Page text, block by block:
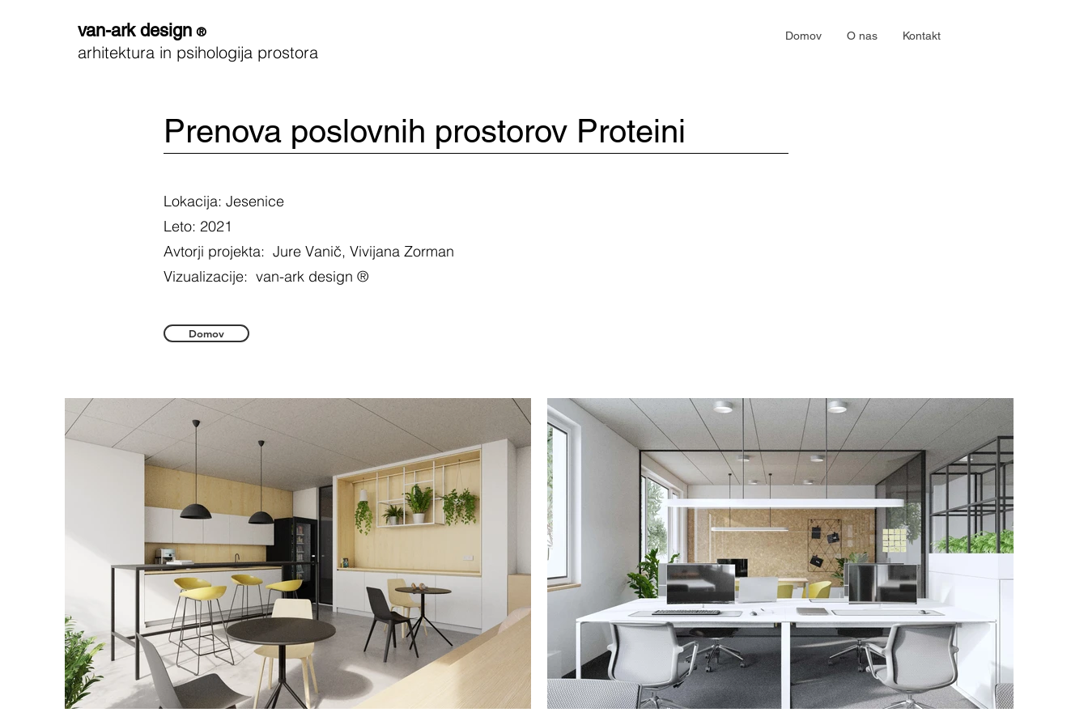
van-ark design®
arhitektura in psihologija prostora
Domov O nas Kontakt
Prenova poslovnih prostorov Proteini
Lokacija: Jesenice
Leto: 2021
Avtorji projekta: Jure Vanič, Vivijana Zorman
Vizualizacije: van-ark design ®
Domov